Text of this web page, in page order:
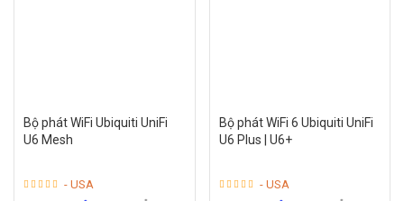
Bộ phát WiFi Ubiquiti UniFi
U6 Mesh
- USA
Bộ phát WiFi 6 Ubiquiti UniFi
U6 Plus | U6+
- USA